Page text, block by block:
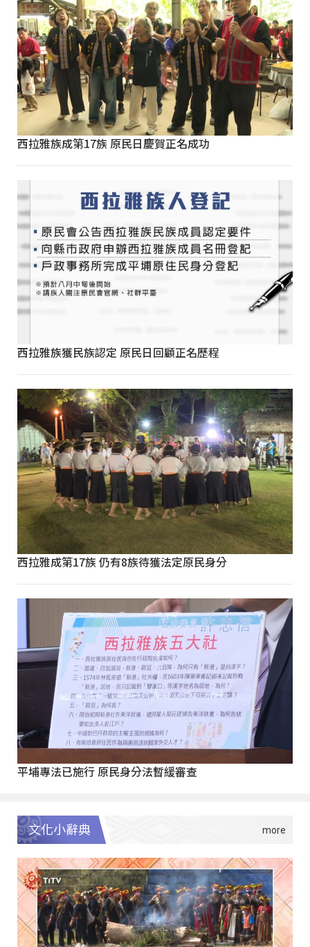
西拉雅族成第17族 原民日慶賀正名成功
西拉雅族獲民族認定 原民日回顧正名歷程
西拉雅成第17族 仍有8族待獲法定原民身分
平埔專法已施行 原民身分法暫緩審查
文化小辭典